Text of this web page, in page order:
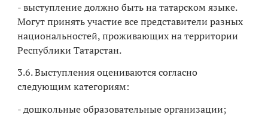
- выступление должно быть на татарском языке.
Могут принять участие все представители разных
национальностей, проживающих на территории
Республики Татарстан.
3.6. Выступления оцениваются согласно
следующим категориям:
- дошкольные образовательные организации;